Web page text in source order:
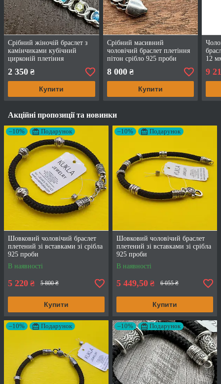
Срібний жіночій браслет з
камінчиками кубічний
цирконій плетіння
біле 925 проби
2 350 ₴
Купити
Срібний масивний
чоловічий браслет плетіння
пітон срібло 925 проби
чорнене 11 мм ширина 25-
30 г
8 000₴
Купити
12
9
Акційні пропозиції та новинки
–10% Подарунок
Шовковий чоловічий браслет
плетений зі вставками зі срібла
925 проби
В наявності
5 220 ₴ 5 800 ₴
Купити
–10% Подарунок
Шовковий чоловічий браслет
плетений зі вставками зі срібла
925 проби
В наявності
5 449,50 ₴ 6 055 ₴
Купити
–10% Подарунок –10% Подарунок